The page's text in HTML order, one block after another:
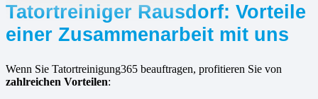
Tatortreiniger Rausdorf: Vorteile
einer Zusammenarbeit mit uns
Wenn Sie Tatortreinigung365 beauftragen, profitieren Sie von
zahlreichen Vorteilen: